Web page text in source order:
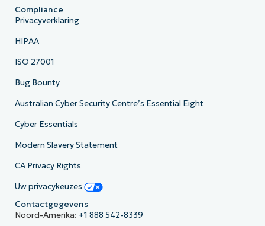
Compliance
Privacyverklaring
HIPAA
ISO 27001
Bug Bounty
Australian Cyber Security Centre’s Essential Eight
Cyber Essentials
Modern Slavery Statement
CA Privacy Rights
Uw privacykeuzes
Contactgegevens
Noord-Amerika: +1 888 542-8339